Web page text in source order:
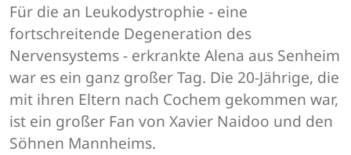
Für die an Leukodystrophie - eine
fortschreitende Degeneration des
Nervensystems - erkrankte Alena aus Senheim
war es ein ganz großer Tag. Die 20-Jährige, die
mit ihren Eltern nach Cochem gekommen war,
ist ein großer Fan von Xavier Naidoo und den
Söhnen Mannheims.